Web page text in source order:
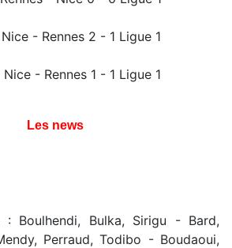
Nice - Rennes 2 - 1 Ligue 1
Nice - Rennes 1 - 1 Ligue 1
Les news
Boulhendi, Bulka, Sirigu - Bard,
Perraud, Todibo - Boudaoui,